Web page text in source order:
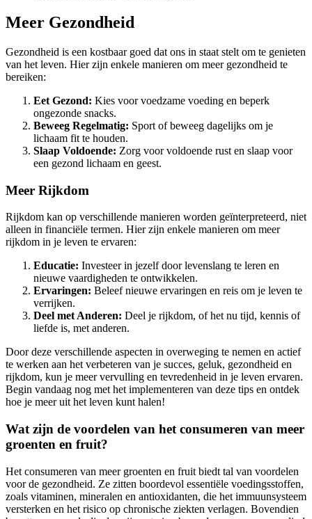
Meer Gezondheid
Gezondheid is een kostbaar goed dat ons in staat stelt om te genieten
van het leven. Hier zijn enkele manieren om meer gezondheid te
bereiken:
Eet Gezond: Kies voor voedzame voeding en beperk
ongezonde snacks.
Beweeg Regelmatig: Sport of beweeg dagelijks om je
lichaam fit te houden.
Slaap Voldoende: Zorg voor voldoende rust en slaap voor
een gezond lichaam en geest.
Meer Rijkdom
Rijkdom kan op verschillende manieren worden geïnterpreteerd, niet
alleen in financiële termen. Hier zijn enkele manieren om meer
rijkdom in je leven te ervaren:
Educatie: Investeer in jezelf door levenslang te leren en
nieuwe vaardigheden te ontwikkelen.
Ervaringen: Beleef nieuwe ervaringen en reis om je leven te
verrijken.
Deel met Anderen: Deel je rijkdom, of het nu tijd, kennis of
liefde is, met anderen.
Door deze verschillende aspecten in overweging te nemen en actief
te werken aan het verbeteren van je succes, geluk, gezondheid en
rijkdom, kun je meer vervulling en tevredenheid in je leven ervaren.
Begin vandaag nog met het implementeren van deze tips en ontdek
hoe je meer uit het leven kunt halen!
Wat zijn de voordelen van het consumeren van meer
groenten en fruit?
Het consumeren van meer groenten en fruit biedt tal van voordelen
voor de gezondheid. Ze zitten boordevol essentiële voedingsstoffen,
zoals vitaminen, mineralen en antioxidanten, die het immuunsysteem
versterken en het risico op chronische ziekten verlagen. Bovendien